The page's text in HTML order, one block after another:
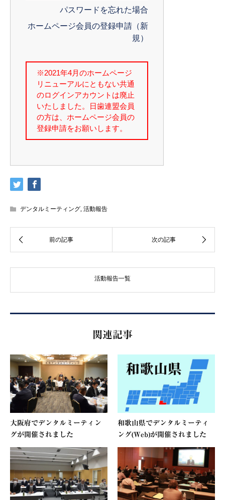
パスワードを忘れた場合
ホームページ会員の登録申請（新
規）
デンタルミーティング, 活動報告
活動報告一覧
関連記事
大阪府でデンタルミーティン
グが開催されました
和歌山県でデンタルミーティ
ング(Web)が開催されました